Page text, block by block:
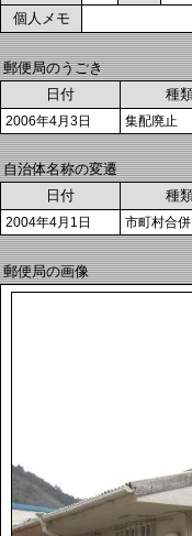
個人メモ
郵便局のうごき
日付
種
2006年4月3日 集配廃止
自治体名称の変遷
日付
種
2004年4月1日 市町村合併
郵便局の画像